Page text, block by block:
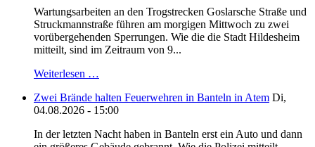
Wartungsarbeiten an den Trogstrecken Goslarsche Straße und
Struckmannstraße führen am morgigen Mittwoch zu zwei
vorübergehenden Sperrungen. Wie die die Stadt Hildesheim
mitteilt, sind im Zeitraum von 9...
Weiterlesen …
Zwei Brände halten Feuerwehren in Banteln in Atem Di,
04.08.2026 - 15:00
In der letzten Nacht haben in Banteln erst ein Auto und dann